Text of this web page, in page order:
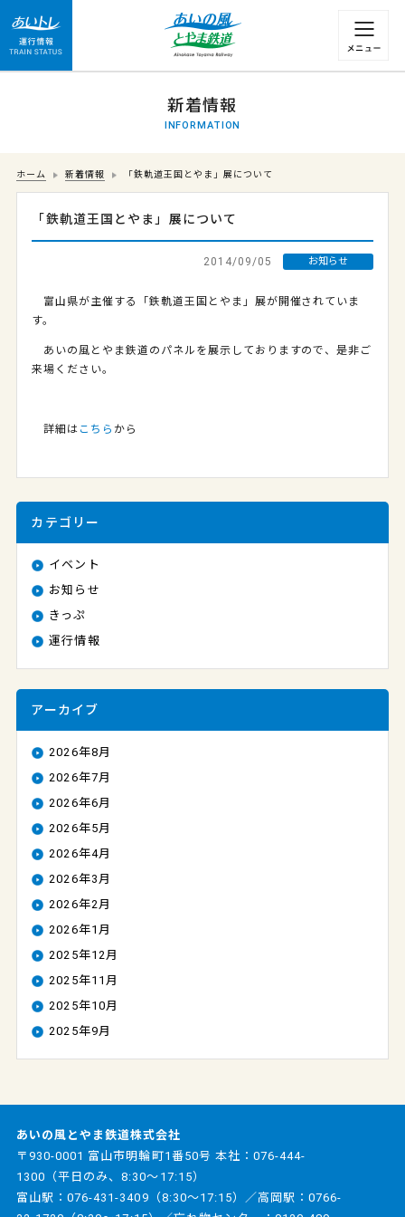
運行情報 列車の遅れ情報等についてはこちら
新着情報
INFORMATION
ホーム 新着情報 「鉄軌道王国とやま」展について
「鉄軌道王国とやま」展について
2014/09/05 お知らせ
富山県が主催する「鉄軌道王国とやま」展が開催されていま
す。
あいの風とやま鉄道のパネルを展示しておりますので、是非ご
来場ください。
詳細は こちら から
カテゴリー
イベント
お知らせ
きっぷ
運行情報
アーカイブ
2026年8月
2026年7月
2026年6月
2026年5月
2026年4月
2026年3月
2026年2月
2026年1月
2025年12月
2025年11月
2025年10月
2025年9月
あいの風とやま鉄道株式会社
〒930-0001 富山市明輪町1番50号 本社： 076-444-
1300 （平日のみ、8:30～17:15）
富山駅：076-431-3409 （8:30～17:15）／高岡駅：0766-